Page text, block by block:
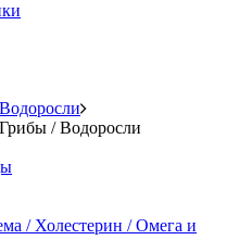
/ Водоросли
/ Холестерин / Омега и